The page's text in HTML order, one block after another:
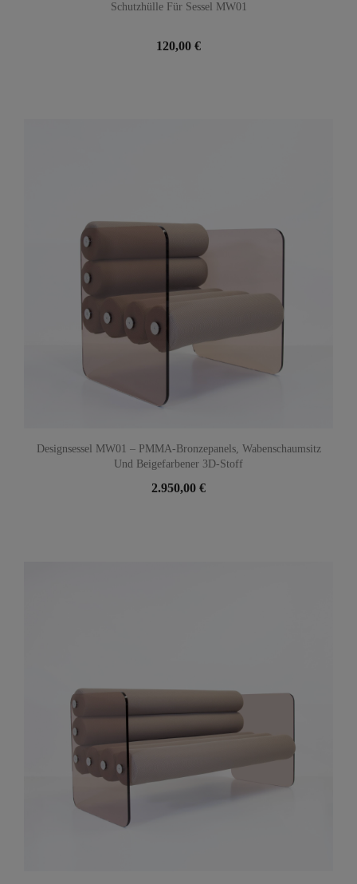
Schutzhülle Für Sessel MW01
120,00 €
Designsessel MW01 – PMMA-Bronzepanels, Wabenschaumsitz
Und Beigefarbener 3D-Stoff
2.950,00 €